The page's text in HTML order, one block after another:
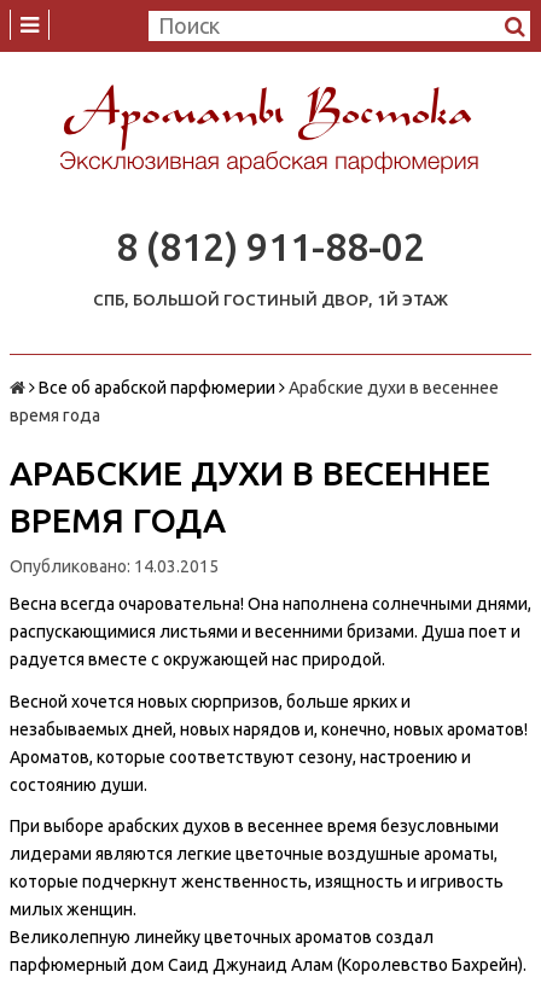
8 (812) 911-88-02
СПБ, БОЛЬШОЙ ГОСТИНЫЙ ДВОР, 1Й ЭТАЖ
Все об арабской парфюмерии
Арабские духи в весеннее
время года
АРАБСКИЕ ДУХИ В ВЕСЕННЕЕ
ВРЕМЯ ГОДА
Опубликовано: 14.03.2015
Весна всегда очаровательна! Она наполнена солнечными днями,
распускающимися листьями и весенними бризами. Душа поет и
радуется вместе с окружающей нас природой.
Весной хочется новых сюрпризов, больше ярких и
незабываемых дней, новых нарядов и, конечно, новых ароматов!
Ароматов, которые соответствуют сезону, настроению и
состоянию души.
При выборе арабских духов в весеннее время безусловными
лидерами являются легкие цветочные воздушные ароматы,
которые подчеркнут женственность, изящность и игривость
милых женщин.
Великолепную линейку цветочных ароматов создал
парфюмерный дом Саид Джунаид Алам (Королевство Бахрейн).